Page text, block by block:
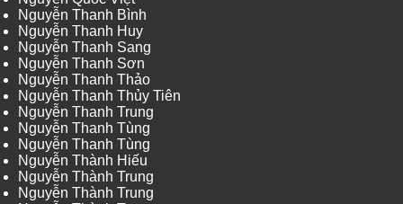
Nguyễn Thanh Bình
Nguyễn Thanh Huy
Nguyễn Thanh Sang
Nguyễn Thanh Sơn
Nguyễn Thanh Thảo
Nguyễn Thanh Thủy Tiên
Nguyễn Thanh Trung
Nguyễn Thanh Tùng
Nguyễn Thanh Tùng
Nguyễn Thành Hiếu
Nguyễn Thành Trung
Nguyễn Thành Trung